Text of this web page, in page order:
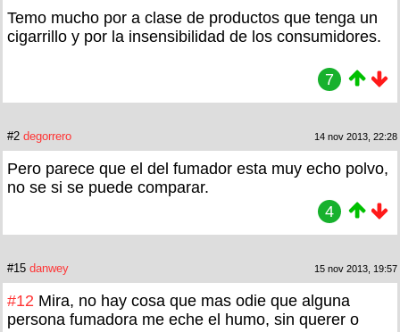
Temo mucho por a clase de productos que tenga un
cigarrillo y por la insensibilidad de los consumidores.
7
#2 degorrero 14 nov 2013, 22:28
Pero parece que el del fumador esta muy echo polvo,
no se si se puede comparar.
4
#15 danwey 15 nov 2013, 19:57
#12 Mira, no hay cosa que mas odie que alguna
persona fumadora me eche el humo, sin querer o